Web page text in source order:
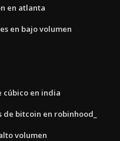
en atlanta
en bajo volumen
cúbico en india
bitcoin en robinhood_
volumen